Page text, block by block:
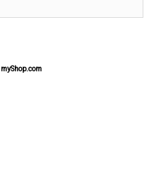
myShop.com